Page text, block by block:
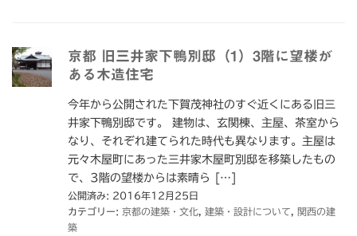
京都 旧三井家下鴨別邸（1）3階に望楼が
ある木造住宅
今年から公開された下賀茂神社のすぐ近くにある旧三
井家下鴨別邸です。 建物は、玄関棟、主屋、茶室から
なり、それぞれ建てられた時代も異なります。主屋は
元々木屋町にあった三井家木屋町別邸を移築したもの
で、3階の望楼からは素晴ら […]
公開済み: 2016年12月25日
カテゴリー: 京都の建築・文化 建築・設計について
関西の建
築